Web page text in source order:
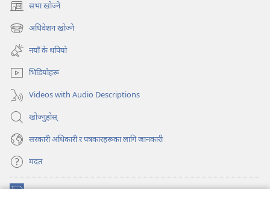
सभा खोज्ने
(ब्राउजरको
अर्को
ट्याबमा
नयाँ
पृष्ठ
खुल्नेछ)
अधिवेशन खोज्ने
(ब्राउजरको
अर्को
ट्याबमा
नयाँ
पृष्ठ
खुल्नेछ)
नयाँ के थपियो
भिडियोहरू
Videos with Audio Descriptions
खोज्नुहोस्‌
सरकारी अधिकारी र पत्रकारहरूका लागि जानकारी
मदत